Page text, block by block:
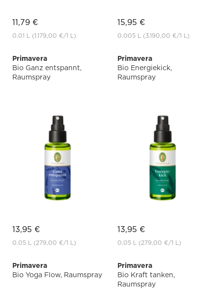
11,79 €
0.01 L (1.179,00 €/1 L)
15,95 €
0.005 L (3.190,00 €/1 L)
Primavera
Bio Ganz entspannt,
Raumspray
13,95 €
0.05 L (279,00 €/1 L)
Primavera
Bio Energiekick,
Raumspray
13,95 €
0.05 L (279,00 €/1 L)
Primavera
Bio Yoga Flow, Raumspray
Primavera
Bio Kraft tanken,
Raumspray